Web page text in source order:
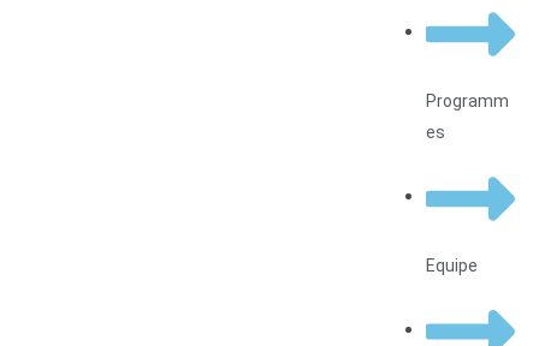
Programm
es
Equipe